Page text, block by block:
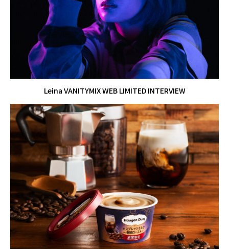
Leina VANITYMIX WEB LIMITED INTERVIEW